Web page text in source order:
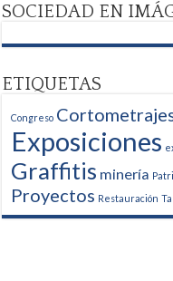
SOCIEDAD EN
ETIQUETAS
Congreso
Exposiciones
Graffitis minería
Proyectos Restauración